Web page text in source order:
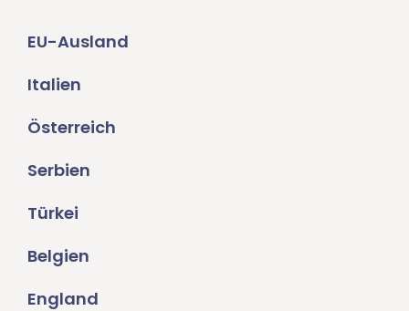
EU-Ausland
Italien
Österreich
Serbien
Türkei
Belgien
England